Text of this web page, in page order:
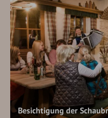
Besichtigung der